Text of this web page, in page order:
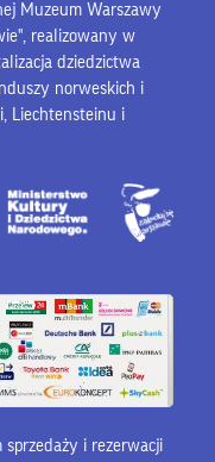
Muzeum Warszawy
realizowany w
dziedzictwa
norweskich i
Liechtensteinu i
sprzedaży i rezerwacji